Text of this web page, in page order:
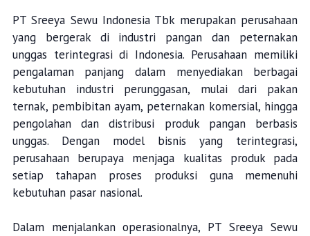
PT Sreeya Sewu Indonesia Tbk merupakan perusahaan
yang bergerak di industri pangan dan peternakan
unggas terintegrasi di Indonesia. Perusahaan memiliki
pengalaman panjang dalam menyediakan berbagai
kebutuhan industri perunggasan, mulai dari pakan
ternak, pembibitan ayam, peternakan komersial, hingga
pengolahan dan distribusi produk pangan berbasis
unggas. Dengan model bisnis yang terintegrasi,
perusahaan berupaya menjaga kualitas produk pada
setiap tahapan proses produksi guna memenuhi
kebutuhan pasar nasional.
Dalam menjalankan operasionalnya, PT Sreeya Sewu